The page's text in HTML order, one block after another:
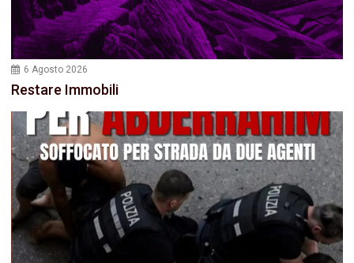
6 Agosto 2026
Restare Immobili